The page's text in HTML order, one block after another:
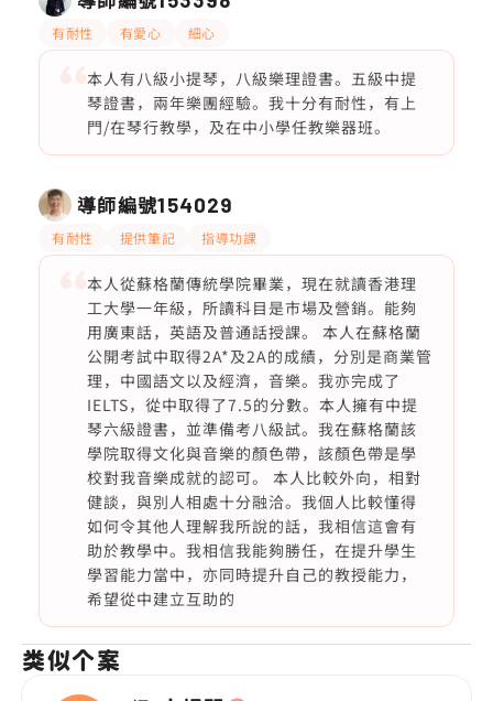
有耐性 有愛心 細心
本人有八級小提琴，八級樂理證書。五級中提
琴證書，兩年樂團經驗。我十分有耐性，有上
門/在琴行教學，及在中小學任教樂器班。
導師編號154029
有耐性 提供筆記 指導功課
本人從蘇格蘭傳統學院畢業，現在就讀香港理
工大學一年級，所讀科目是市場及營銷。能夠
用廣東話，英語及普通話授課。 本人在蘇格蘭
公開考試中取得2A*及2A的成績，分別是商業管
理，中國語文以及經濟，音樂。我亦完成了
IELTS，從中取得了7.5的分數。本人擁有中提
琴六級證書，並準備考八級試。我在蘇格蘭該
學院取得文化與音樂的顏色帶，該顏色帶是學
校對我音樂成就的認可。 本人比較外向，相對
健談，與別人相處十分融洽。我個人比較懂得
如何令其他人理解我所說的話，我相信這會有
助於教學中。我相信我能夠勝任，在提升學生
學習能力當中，亦同時提升自己的教授能力，
希望從中建立互助的
类似个案